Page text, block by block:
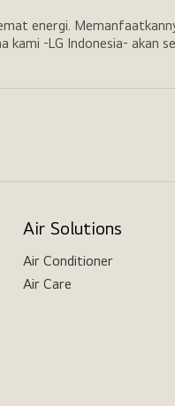
energi.
-LG Indonesia- akan
Air Solutions
Air Conditioner
Air Care